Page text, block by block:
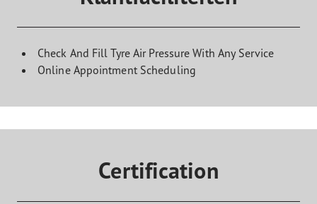
Check And Fill Tyre Air Pressure With Any Service
Online Appointment Scheduling
Certification